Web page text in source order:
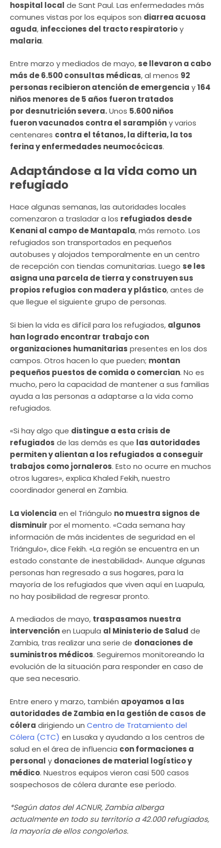
hospital local de Sant Paul. Las enfermedades más
comunes vistas por los equipos son diarrea acuosa
aguda, infecciones del tracto respiratorioy
malaria.
Entre marzo y mediados de mayo, se llevaron a cabo
más de 6.500 consultas médicas, al menos 92
personas recibieron atención de emergencia y164
niños menores de 5 años fueron tratados
por desnutrición severa.Unos 5.600 niños
fueron vacunados contra el sarampióny varios
centenares contra el tétanos, la difteria, la tos
ferina y enfermedades neumocócicas.
Adaptándose a la vida como un
refugiado
Hace algunas semanas, las autoridades locales
comenzaron a trasladar a los refugiados desde
Kenani al campo de Mantapala, más remoto. Los
refugiados son transportados en pequeños
autobuses y alojados temporalmente en un centro
de recepción con tiendas comunitarias. Luego se les
asigna una parcela de tierra y construyen sus
propios refugios con madera y plástico, antes de
que llegue el siguiente grupo de personas.
Si bien la vida es difícil para los refugiados, algunos
han logrado encontrar trabajo con
organizaciones humanitarias presentes en los dos
campos. Otros hacen lo que pueden; montan
pequeños puestos de comida o comercian. No es
mucho, pero la capacidad de mantener a sus familias
ayuda a las personas a adaptarse a la vida como
refugiados.
«Si hay algo que distingue a esta crisis de
refugiados de las demás es que las autoridades
permiten y alientan a los refugiados a conseguir
trabajos como jornaleros. Esto no ocurre en muchos
otros lugares», explica Khaled Fekih, nuestro
coordinador general en Zambia.
La violencia en el Triángulo no muestra signos de
disminuir por el momento. «Cada semana hay
información de más incidentes de seguridad en el
Triángulo», dice Fekih. «La región se encuentra en un
estado constante de inestabilidad». Aunque algunas
personas han regresado a sus hogares, para la
mayoría de los refugiados que viven aquí en Luapula,
no hay posibilidad de regresar pronto.
A mediados de mayo, traspasamos nuestra
intervenciónen Luapula al Ministerio de Salud de
Zambia, tras realizar una serie de donaciones de
suministros médicos. Seguiremos monitoreando la
evolución de la situación para responder en caso de
que sea necesario.
Entre enero y marzo, también apoyamos a las
autoridades de Zambia en la gestión de casos de
cólera dirigiendo un Centro de Tratamiento del
Cólera (CTC) en Lusaka y ayudando a los centros de
salud en el área de influencia con formaciones a
personal y donaciones de material logístico y
médico. Nuestros equipos vieron casi 500 casos
sospechosos de cólera durante ese período.
*Según datos del ACNUR, Zambia alberga
actualmente en todo su territorio a 42.000 refugiados,
la mayoría de ellos congoleños.